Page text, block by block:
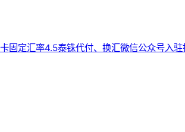
固定汇率4.5泰铢代付、换汇微信公众号入驻